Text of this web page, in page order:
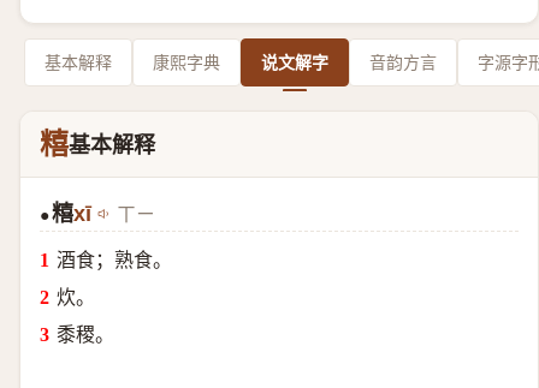
基本解释 康熙字典 说文解字 音韵方言 字源字
糦基本解释
●糦xī ㄒㄧ
酒食；熟食。
炊。
黍稷。